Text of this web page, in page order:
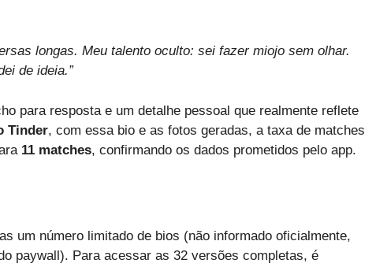
longas. Meu talento oculto: sei fazer miojo sem olhar.
de ideia.”
para resposta e um detalhe pessoal que realmente reflete
Tinder, com essa bio e as fotos geradas, a taxa de matches
11 matches, confirmando os dados prometidos pelo app.
um número limitado de bios (não informado oficialmente,
paywall). Para acessar as 32 versões completas, é